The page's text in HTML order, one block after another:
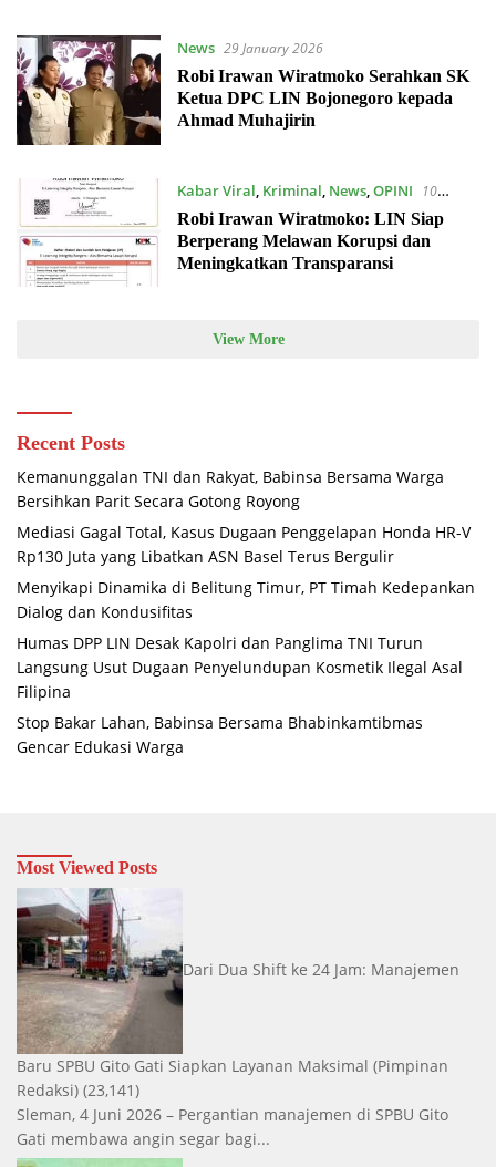
News 29 January 2026
Robi Irawan Wiratmoko Serahkan SK
Ketua DPC LIN Bojonegoro kepada
Ahmad Muhajirin
Kabar Viral, Kriminal, News,OPINI
10
December 2025
Robi Irawan Wiratmoko: LIN Siap
Berperang Melawan Korupsi dan
Meningkatkan Transparansi
View More
Recent Posts
Kemanunggalan TNI dan Rakyat, Babinsa Bersama Warga
Bersihkan Parit Secara Gotong Royong
Mediasi Gagal Total, Kasus Dugaan Penggelapan Honda HR-V
Rp130 Juta yang Libatkan ASN Basel Terus Bergulir
Menyikapi Dinamika di Belitung Timur, PT Timah Kedepankan
Dialog dan Kondusifitas
Humas DPP LIN Desak Kapolri dan Panglima TNI Turun
Langsung Usut Dugaan Penyelundupan Kosmetik Ilegal Asal
Filipina
Stop Bakar Lahan, Babinsa Bersama Bhabinkamtibmas
Gencar Edukasi Warga
Most Viewed Posts
Dari Dua Shift ke 24 Jam: Manajemen
Baru SPBU Gito Gati Siapkan Layanan Maksimal (Pimpinan
Redaksi) (23,141)
Sleman, 4 Juni 2026 – Pergantian manajemen di SPBU Gito
Gati membawa angin segar bagi...